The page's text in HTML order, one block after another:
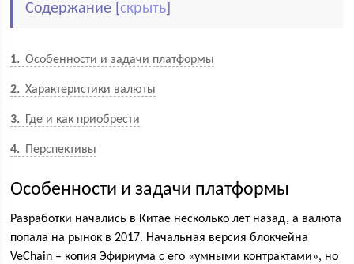
Содержание [скрыть
1 Особенности и задачи платформы
2 Характеристики валюты
3 Где и как приобрести
4 Перспективы
Особенности и задачи платформы
Разработки начались в Китае несколько лет назад, а валюта
попала на рынок в 2017. Начальная версия блокчейна
VeChain – копия Эфириума с его «умными контрактами», но